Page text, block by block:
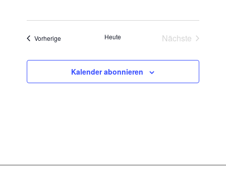
Vorherige VeranstaltungenHeute
Nächste
Kalender abonnieren